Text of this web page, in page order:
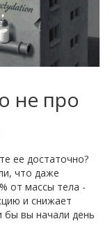
не про
ее достаточно?
что даже
от массы тела -
и снижает
бы вы начали день